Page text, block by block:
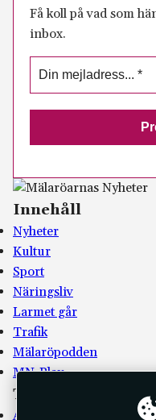
Få koll på vad som
inbox.
Innehåll
Nyheter
Kultur
Sport
Näringsliv
Larmet går
Trafik
Mälaröpodden
MN-Play
Tidningen
Annonsera